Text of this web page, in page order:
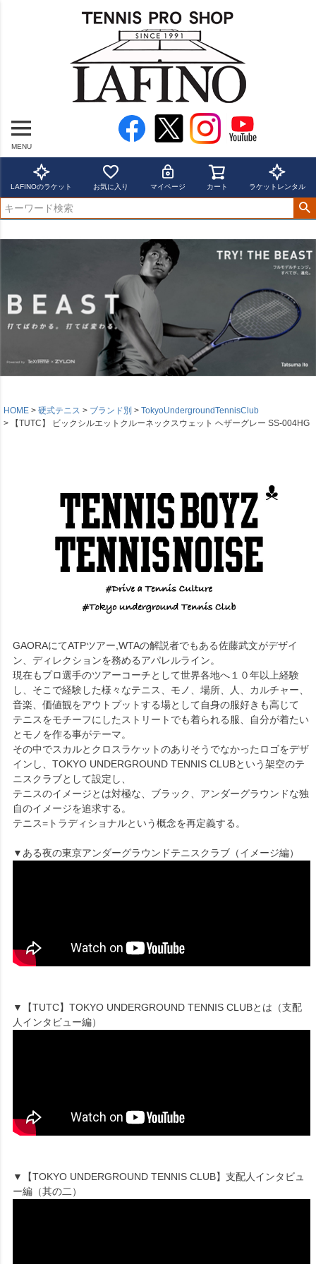
MENU
LAFINOのラケット お気に入り マイページ カート ラケットレンタル
HOME 硬式テニス ブランド別
TokyoUndergroundTennisClub
【TUTC】 ビックシルエットクルーネックスウェット ヘザーグレー SS-004HG
GAORAにてATPツアー,WTAの解説者でもある佐藤武文がデザイ
ン、ディレクションを務めるアパレルライン。
現在もプロ選手のツアーコーチとして世界各地へ１０年以上経験
し、そこで経験した様々なテニス、モノ、場所、人、カルチャー、
音楽、価値観をアウトプットする場として自身の服好きも高じて
テニスをモチーフにしたストリートでも着られる服、自分が着たい
とモノを作る事がテーマ。
その中でスカルとクロスラケットのありそうでなかったロゴをデザ
インし、TOKYO UNDERGROUND TENNIS CLUBという架空のテ
ニスクラブとして設定し、
テニスのイメージとは対極な、ブラック、アンダーグラウンドな独
自のイメージを追求する。
テニス=トラディショナルという概念を再定義する。
▼ある夜の東京アンダーグラウンドテニスクラブ（イメージ編）
▼【TUTC】TOKYO UNDERGROUND TENNIS CLUBとは（支配
人インタビュー編）
▼【TOKYO UNDERGROUND TENNIS CLUB】支配人インタビュ
ー編（其の二）